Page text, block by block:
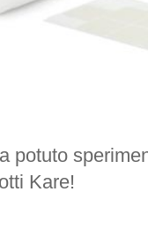
potuto
Kare!